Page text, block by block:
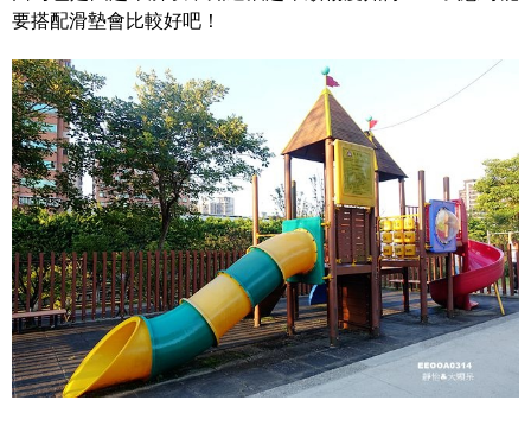
要搭配滑墊會比較好吧！